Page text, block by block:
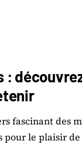
:
fascinant des
pour le plaisir